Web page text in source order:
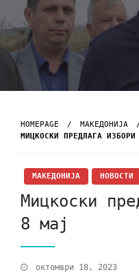
HOMEPAGE
МАКЕДОНИЈА
МИЦКОСКИ ПРЕДЛАГА
МАКЕДОНИЈА НОВОСТИ
Мицкоски
8 мај
октомври 18, 2023